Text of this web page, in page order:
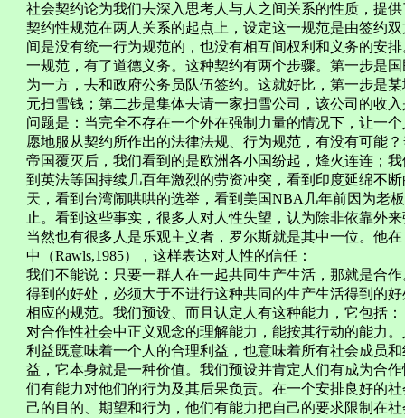
社会契约论为我们去深入思考人与人之间关系的性质，提
契约性规范在两人关系的起点上，设定这一规范是由签约
间是没有统一行为规范的，也没有相互间权利和义务的安
一规范，有了道德义务。这种契约有两个步骤。第一步是
为一方，去和政府公务员队伍签约。这就好比，第一步是
元扫雪钱；第二步是集体去请一家扫雪公司，该公司的收
问题是：当完全不存在一个外在强制力量的情况下，让一
愿地服从契约所作出的法律法规、行为规范，有没有可能
帝国覆灭后，我们看到的是欧洲各小国纷起，烽火连连；
到英法等国持续几百年激烈的劳资冲突，看到印度延绵不
天，看到台湾闹哄哄的选举，看到美国NBA几年前因为老
止。看到这些事实，很多人对人性失望，认为除非依靠外
当然也有很多人是乐观主义者，罗尔斯就是其中一位。他
中（Rawls,1985），这样表达对人性的信任：
我们不能说：只要一群人在一起共同生产生活，那就是合
得到的好处，必须大于不进行这种共同的生产生活得到的
相应的规范。我们预设、而且认定人有这种能力，它包括：
对合作性社会中正义观念的理解能力，能按其行动的能力
利益既意味着一个人的合理利益，也意味着所有社会成员
益，它本身就是一种价值。我们预设并肯定人们有成为合
们有能力对他们的行为及其后果负责。在一个安排良好的
己的目的、期望和行为，他们有能力把自己的要求限制在